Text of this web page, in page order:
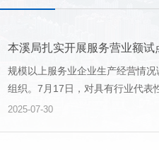
本溪局扎实开展服务营业额
规模以上服务业企业生产经营情
组织。7月17日，对具有行业代表
2025-07-30